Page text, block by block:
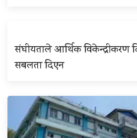
संघीयताले आर्थिक विकेन्द्रीकरण
सबलता दिएन